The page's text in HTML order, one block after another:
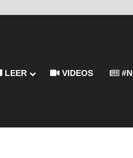
LEER VIDEOS